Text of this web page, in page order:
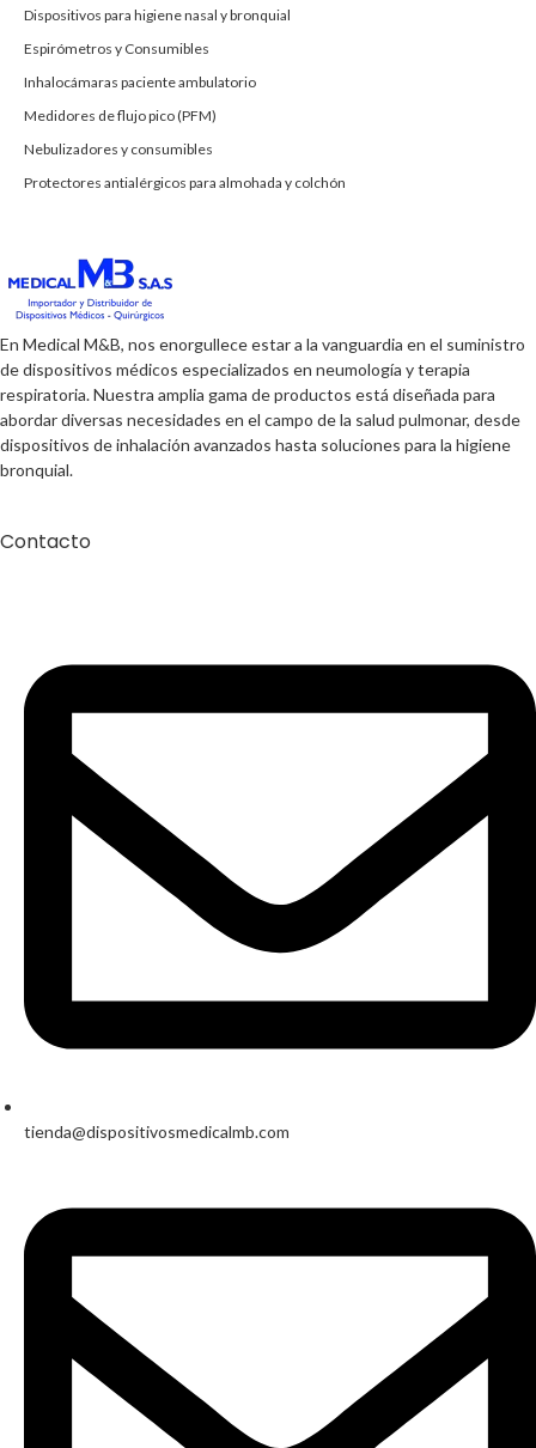
Dispositivos para higiene nasal y bronquial
Espirómetros y Consumibles
Inhalocámaras paciente ambulatorio
Medidores de flujo pico (PFM)
Nebulizadores y consumibles
Protectores antialérgicos para almohada y colchón
En Medical M&B, nos enorgullece estar a la vanguardia en el suministro
de dispositivos médicos especializados en neumología y terapia
respiratoria. Nuestra amplia gama de productos está diseñada para
abordar diversas necesidades en el campo de la salud pulmonar, desde
dispositivos de inhalación avanzados hasta soluciones para la higiene
bronquial.
Contacto
tienda@dispositivosmedicalmb.com